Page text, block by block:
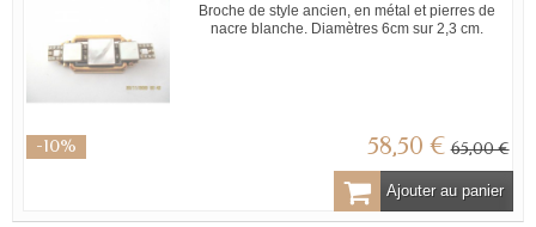
Broche de style ancien, en métal et pierres de
nacre blanche. Diamètres 6cm sur 2,3 cm.
-10% 58,50 € 65,00 €
Ajouter au panier